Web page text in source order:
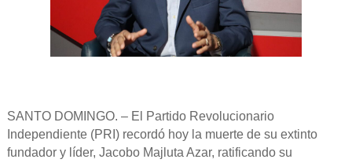
SANTO DOMINGO. – El Partido Revolucionario
Independiente (PRI) recordó hoy la muerte de su extinto
fundador y líder, Jacobo Majluta Azar, ratificando su